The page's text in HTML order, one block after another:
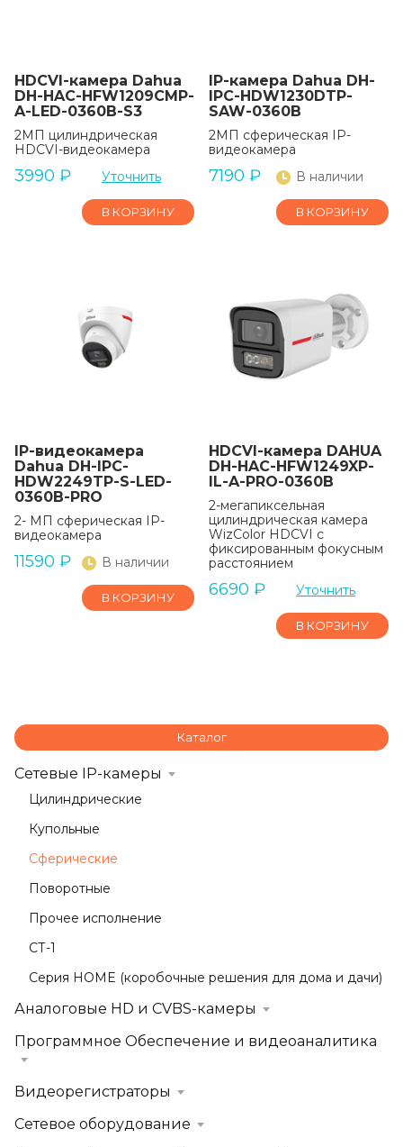
HDCVI-камера Dahua
DH-HAC-HFW1209CMP-
A-LED-0360B-S3
2МП цилиндрическая
HDCVI-видеокамера
3990 ₽ Уточнить
В КОРЗИНУ
IP-камера Dahua DH-
IPC-HDW1230DTP-
SAW-0360B
2МП сферическая IP-
видеокамера
7190 ₽ В наличии
В КОРЗИНУ
IP-видеокамера
Dahua DH-IPC-
HDW2249TP-S-LED-
0360B-PRO
2- МП сферическая IP-
видеокамера
11590 ₽ В наличии
В КОРЗИНУ
HDCVI-камера DAHUA
DH-HAC-HFW1249XP-
IL-A-PRO-0360B
2-мегапиксельная
цилиндрическая камера
WizColor HDCVI с
фиксированным фокусным
расстоянием
6690 ₽ Уточнить
В КОРЗИНУ
Каталог
Сетевые IP-камеры
Цилиндрические
Купольные
Сферические
Поворотные
Прочее исполнение
СТ-1
Серия HOME (коробочные решения для дома и дачи)
Аналоговые HD и CVBS-камеры
Программное Обеспечение и видеоаналитика
Видеорегистраторы
Сетевое оборудование